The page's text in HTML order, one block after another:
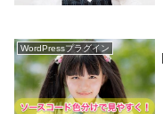
WordPressプラグイン